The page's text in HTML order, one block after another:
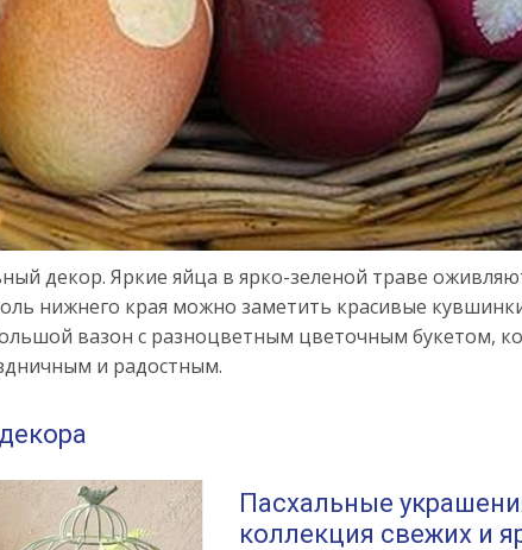
декор. Яркие яйца в ярко-зеленой траве
нижнего края можно заметить красивые
вазон с разноцветным цветочным букетом,
и радостным.
Пасхальные
коллекция свежих и